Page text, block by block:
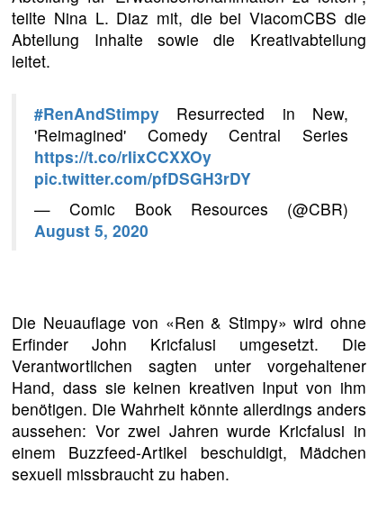
teilte Nina L. Diaz mit, die bei ViacomCBS die
Abteilung Inhalte sowie die Kreativabteilung
leitet.
#RenAndStimpy Resurrected in New,
'Reimagined' Comedy Central Series
https://t.co/rIixCCXXOy
pic.twitter.com/pfDSGH3rDY
— Comic Book Resources (@CBR)
August 5, 2020
Die Neuauflage von «Ren & Stimpy» wird ohne
Erfinder John Kricfalusi umgesetzt. Die
Verantwortlichen sagten unter vorgehaltener
Hand, dass sie keinen kreativen Input von ihm
benötigen. Die Wahrheit könnte allerdings anders
aussehen: Vor zwei Jahren wurde Kricfalusi in
einem Buzzfeed-Artikel beschuldigt, Mädchen
sexuell missbraucht zu haben.